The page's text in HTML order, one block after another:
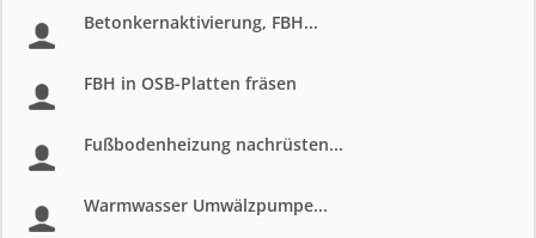
Betonkernaktivierung, FBH...
FBH in OSB-Platten fräsen
Fußbodenheizung nachrüsten...
Warmwasser Umwälzpumpe...